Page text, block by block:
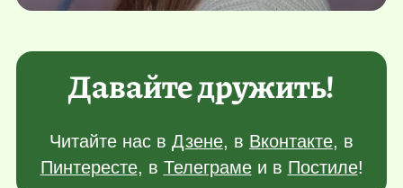
Давайте дружить!
Читайте нас в Дзене, в Вконтакте, в
Пинтересте, в Телеграмеи в Постиле!